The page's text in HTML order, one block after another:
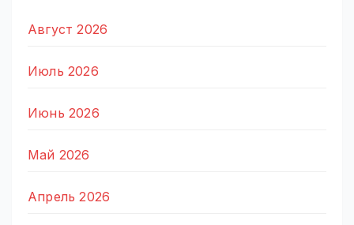
Август 2026
Июль 2026
Июнь 2026
Май 2026
Апрель 2026